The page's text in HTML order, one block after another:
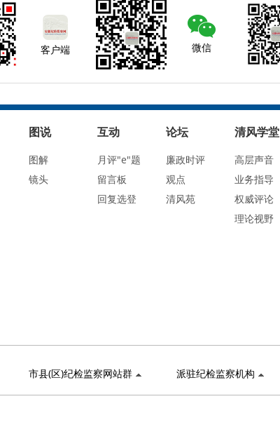
客户端 微信
图说
图解
镜头
互动
月评"e"题
留言板
回复选登
论坛
廉政时评
观点
清风苑
清风学堂
高层声音
业务指导
权威评论
理论视野
市县(区)纪检监察网站群 派驻纪检监察机构